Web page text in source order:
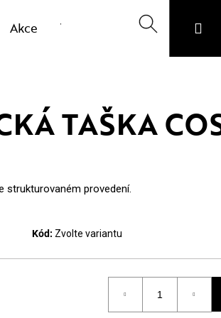
Akce Výprodej vzorků Svojost
Hledat
TAŠKA
strukturovaném provedení.
Kód: Zvolte variantu